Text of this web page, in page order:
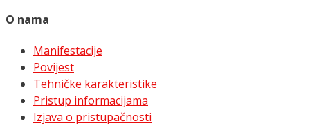
O nama
Manifestacije
Povijest
Tehničke karakteristike
Pristup informacijama
Izjava o pristupačnosti